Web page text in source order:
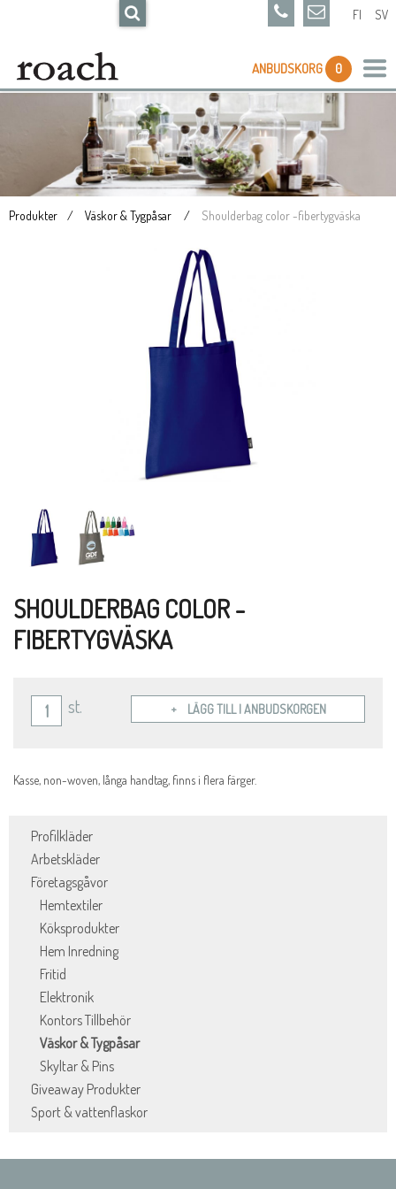
FI SV
ANBUDSKORG 0
Produkter Väskor & Tygpåsar Shoulderbag color -fibertygväska
Profilkläder
Arbetskläder
Företagsgåvor
Hemtextiler
Köksprodukter
Hem Inredning
Fritid
Elektronik
Kontors Tillbehör
Väskor & Tygpåsar
Skyltar & Pins
Giveaway Produkter
Sport & vattenflaskor
SHOULDERBAG COLOR -
FIBERTYGVÄSKA
st. LÄGG TILL I ANBUDSKORGEN
Kasse, non-woven, långa handtag, finns i flera färger.